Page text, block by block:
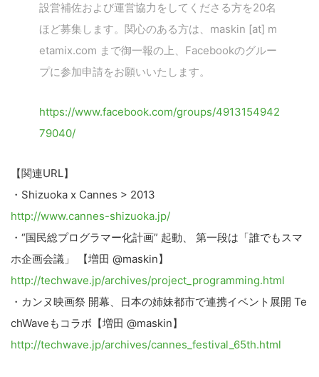
設営補佐および運営協力をしてくださる方を20名
ほど募集します。関心のある方は、maskin [at] m
etamix.com まで御一報の上、Facebookのグルー
プに参加申請をお願いいたします。
https://www.facebook.com/groups/4913154942
79040/
【関連URL】
・Shizuoka x Cannes > 2013
http://www.cannes-shizuoka.jp/
・“国民総プログラマー化計画” 起動、 第一段は「誰でもスマ
ホ企画会議」 【増田 @maskin】
http://techwave.jp/archives/project_programming.html
・カンヌ映画祭 開幕、日本の姉妹都市で連携イベント展開 Te
chWaveもコラボ【増田 @maskin】
http://techwave.jp/archives/cannes_festival_65th.html